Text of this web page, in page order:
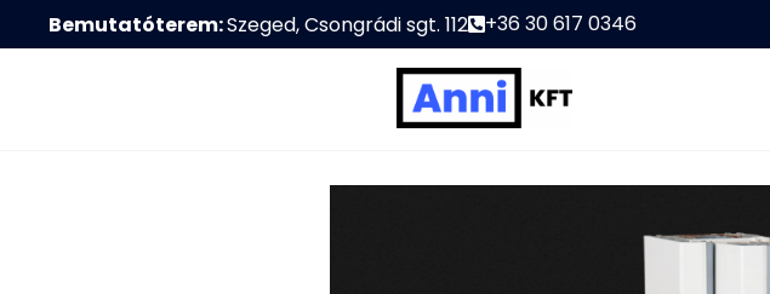
Bemutatóterem:Szeged, Csongrádi sgt. 112 +36 30 617 0346